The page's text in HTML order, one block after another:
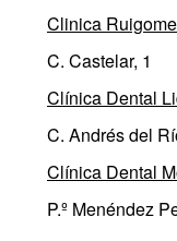
Clinica
C. Castelar, 1
Clínica Dental
C. Andrés del
Clínica Dental
P.º Menéndez